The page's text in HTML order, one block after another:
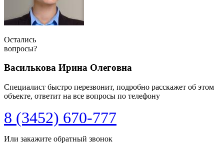
Остались
вопросы?
Василькова Ирина Олеговна
Специалист быстро перезвонит, подробно расскажет об этом
объекте, ответит на все вопросы по телефону
8 (3452) 670-777
Или закажите обратный звонок